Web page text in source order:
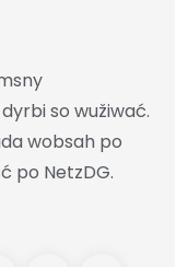
so wužiwać.
wobsah po
po NetzDG.